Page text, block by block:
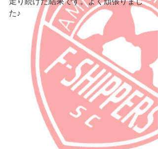
走り続けた結果です。よく頑張りまし
た♪